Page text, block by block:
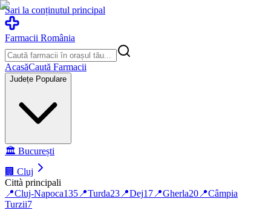
Sari la conținutul principal
Farmacii România
AcasăCaută Farmacii
Județe Populare
🏛️ București
🏢 Cluj
Città principali
📍Cluj-Napoca135 📍Turda23 📍Dej17 📍Gherla20 📍Câmpia
Turzii7